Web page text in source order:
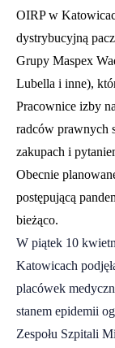
OIRP w
dystrybucyjną
Grupy Maspex
Lubella i inne),
Pracownice izby
radców prawnych
zakupach i
Obecnie
postępującą
bieżąco.
W piątek 10
Katowicach
placówek
stanem epidemii
Zespołu Szpitali